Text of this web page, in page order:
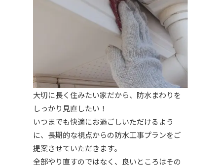
大切に長く住みたい家だから、防水まわりを
しっかり見直したい！
いつまでも快適にお過ごしいただけるよう
に、長期的な視点からの防水工事プランをご
提案させていただきます。
全部やり直すのではなく、良いところはその